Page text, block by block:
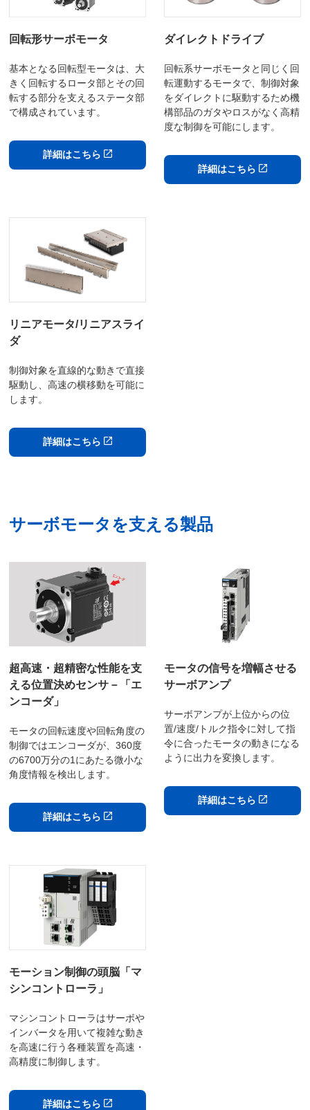
回転形サーボモータ
基本となる回転型モータは、大
きく回転するロータ部とその回
転する部分を支えるステータ部
で構成されています。
詳細はこちら
ダイレクトドライブ
回転系サーボモータと同じく回
転運動するモータで、制御対象
をダイレクトに駆動するため機
構部品のガタやロスがなく高精
度な制御を可能にします。
詳細はこちら
リニアモータ/リニアスライ
ダ
制御対象を直線的な動きで直接
駆動し、高速の横移動を可能に
します。
詳細はこちら
サーボモータを支える製品
超高速・超精密な性能を支
える位置決めセンサ－「エ
ンコーダ」
モータの回転速度や回転角度の
制御ではエンコーダが、360度
の6700万分の1にあたる微小な
角度情報を検出します。
詳細はこちら
モータの信号を増幅させる
サーボアンプ
サーボアンプが上位からの位
置/速度/トルク指令に対して指
令に合ったモータの動きになる
ように出力を変換します。
詳細はこちら
モーション制御の頭脳「マ
シンコントローラ」
マシンコントローラはサーボや
インバータを用いて複雑な動き
を高速に行う各種装置を高速・
高精度に制御します。
詳細はこちら